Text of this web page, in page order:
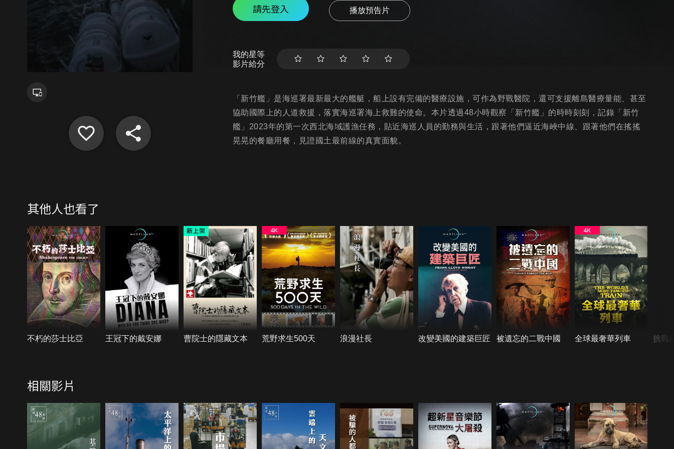
請先登入 播放預告片
我的星等
影片給分
「新竹艦」是海巡署最新最大的艦艇，船上設有完備的醫療設施，可作為野戰醫院，還可支援離島醫療量能、甚至
協助國際上的人道救援，落實海巡署海上救難的使命。本片透過48小時觀察「新竹艦」的時時刻刻，記錄「新竹
艦」2023年的第一次西北海域護漁任務，貼近海巡人員的勤務與生活，跟著他們逼近海峽中線、跟著他們在搖搖
晃晃的餐廳用餐，見證國土最前線的真實面貌。
其他人也看了
不朽的莎士比亞 王冠下的戴安娜 曹院士的隱藏文本 荒野求生500天 浪漫社長 改變美國的建築巨匠 被遺忘的二戰中國 全球最奢華列車 挑戰
相關影片